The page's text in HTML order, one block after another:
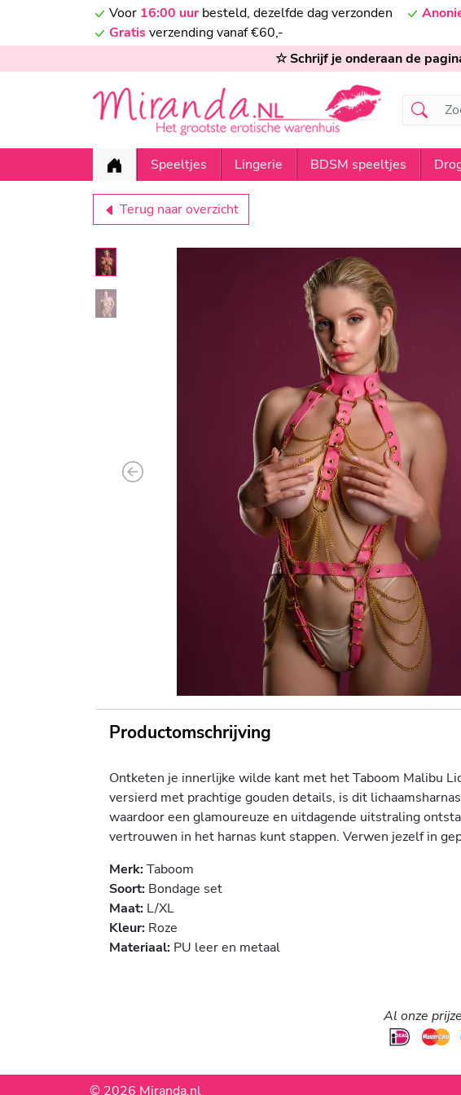
Voor 16:00 uurbesteld, dezelfde dag verzonden
Gratisverzending vanaf €60,-
☆ Schrijf je onderaan de
Speeltjes Lingerie BDSM speeltjes
Terug naar overzicht
Previous
Productomschrijving
Ontketen je innerlijke wilde kant met het Taboom Malibu
versierd met prachtige gouden details, is dit
waardoor een glamoureuze en uitdagende uitstraling
vertrouwen in het harnas kunt stappen. Verwen jezelf in
Merk:Taboom
Soort: Bondage set
Maat: L/XL
Kleur: Roze
Materiaal: PU leer en metaal
Al onze
© 2026 Miranda.nl